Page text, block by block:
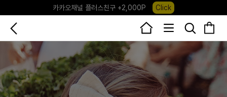
카카오채널 플러스친구 +2,000P
Click
포레포레 앱 다운로드 +3,000P
Down